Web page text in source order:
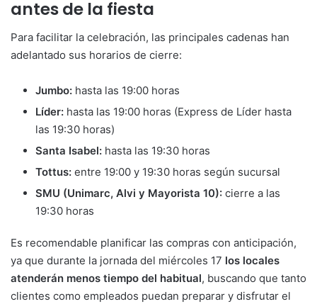
antes de la fiesta
Para facilitar la celebración, las principales cadenas han
adelantado sus horarios de cierre:
Jumbo: hasta las 19:00 horas
Líder: hasta las 19:00 horas (Express de Líder hasta
las 19:30 horas)
Santa Isabel: hasta las 19:30 horas
Tottus: entre 19:00 y 19:30 horas según sucursal
SMU (Unimarc, Alvi y Mayorista 10): cierre a las
19:30 horas
Es recomendable planificar las compras con anticipación,
ya que durante la jornada del miércoles 17 los locales
atenderán menos tiempo del habitual, buscando que tanto
clientes como empleados puedan preparar y disfrutar el